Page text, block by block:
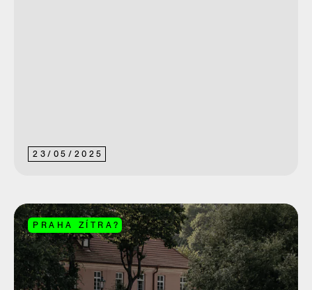
23/ 05/ 2025
PRAHA ZÍTRA?